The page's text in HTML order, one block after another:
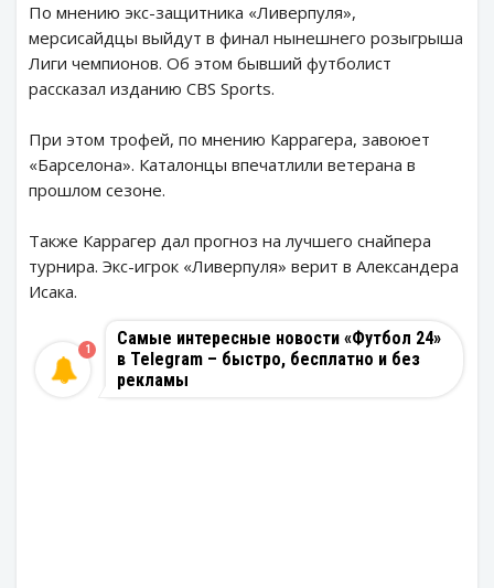
По мнению экс-защитника «Ливерпуля»,
мерсисайдцы выйдут в финал нынешнего розыгрыша
Лиги чемпионов. Об этом бывший футболист
рассказал изданию CBS Sports.
При этом трофей, по мнению Каррагера, завоюет
«Барселона». Каталонцы впечатлили ветерана в
прошлом сезоне.
Также Каррагер дал прогноз на лучшего снайпера
турнира. Экс-игрок «Ливерпуля» верит в Александера
Исака.
Самые интересные новости «Футбол 24»
в Telegram – быстро, бесплатно и без
рекламы
1